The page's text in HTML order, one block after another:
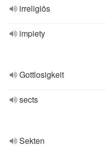
irreligiös
impiety
Gottlosigkeit
sects
Sekten